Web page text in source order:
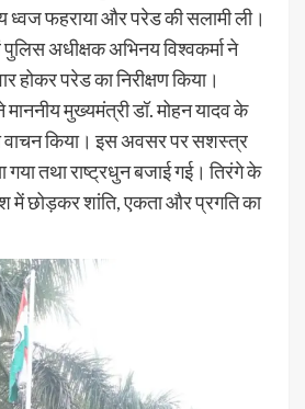
ध्वज फहराया और परेड की सलामी ली।
अधीक्षक अभिनय विश्वकर्मा ने
होकर परेड का निरीक्षण किया।
मुख्यमंत्री डॉ. मोहन यादव के
किया। इस अवसर पर सशस्त्र
गया तथा राष्ट्रधुन बजाई गई। तिरंगे के
में छोड़कर शांति, एकता और प्रगति का